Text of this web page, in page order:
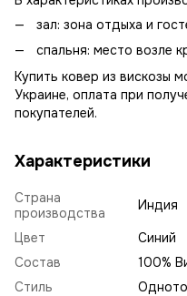
зал: зона отдыха и
спальня: место возле
Купить ковер из вискозы
Украине, оплата при
покупателей.
Характеристики
Страна
производства
Индия
Цвет
Синий
Состав
100%
Стиль